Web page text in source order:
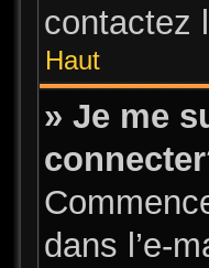
contactez
Haut
» Je me
dans l’e-